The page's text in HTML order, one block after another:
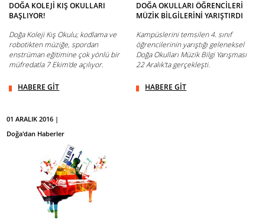
DOĞA KOLEJİ KIŞ OKULLARI
BAŞLIYOR!
Doğa Koleji Kış Okulu; kodlama ve
robotikten müziğe, spordan
enstrüman eğitimine çok yönlü bir
müfredatla 7 Ekim'de açılıyor.
HABERE GİT
DOĞA OKULLARI ÖĞRENCİLERİ
MÜZİK BİLGİLERİNİ YARIŞTIRDI
Kampüslerini temsilen 4. sınıf
öğrencilerinin yarıştığı geleneksel
Doğa Okulları Müzik Bilgi Yarışması
22 Aralık'ta gerçekleşti.
HABERE GİT
01 ARALIK 2016 |
Doğa'dan Haberler